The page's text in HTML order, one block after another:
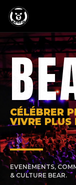
CÉLÉBRER
VIVRE PLUS
EVENEMENTS,
& CULTURE BEAR.